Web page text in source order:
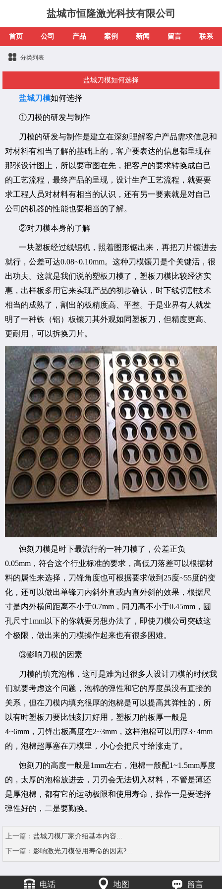
盐城市恒隆激光科技有限公司
首页 公司 产品 案例 新闻 留言 联系
分类列表
盐城刀模如何选择
盐城刀模如何选择
①刀模的研发与制作
刀模的研发与制作是建立在深刻理解客户产品需求信息和
对材料有相当了解的基础上的，客户要表达的信息都呈现在
那张设计图上，所以要审图在先，把客户的要求转换成自己
的工艺流程，最终产品的呈现，设计生产工艺流程，就要要
求工程人员对材料有相当的认识，还有另一要素就是对自己
公司的机器的性能也要相当的了解。
②对刀模本身的了解
一块塑板经过线锯机，照着图形锯出来，再把刀片镶进去
就行，公差可达0.08~0.10mm。这种刀模镶刀是个关键活，很
出功夫。这就是我们说的塑板刀模了，塑板刀模比较经济实
惠，出样板多用它来实现产品的初步确认，时下线切割技术
相当的成熟了，割出的板精度高、平整。于是业界有人就发
明了一种铁（铝）板镶刀其外观如同塑板刀，但精度更高、
更耐用，可以拆换刀片。
蚀刻刀模是时下最流行的一种刀模了，公差正负
0.05mm，符合这个行业标准的要求，高低刀落差可以根据材
料的属性来选择，刀锋角度也可根据要求做到25度~55度的变
化，还可以做出单锋刀内斜外直或内直外斜的效果，根据尺
寸是内外横间距离不小于0.7mm，同刀高不小于0.45mm，圆
孔尺寸1mm以下的你就要另想办法了，即使刀模公司突破这
个极限，做出来的刀模操作起来也有很多困难。
③影响刀模的因素
刀模的填充泡棉，这可是难为过很多人设计刀模的时候我
们就要考虑这个问题，泡棉的弹性和它的厚度虽没有直接的
关系，但在刀模内填充很厚的泡棉是可以提高其弹性的，所
以有时塑板刀要比蚀刻刀好用，塑板刀的板厚一般是
4~6mm，刀锋出板高度在2~3mm，这样泡棉可以用厚3~4mm
的，泡棉超厚塞在刀模里，小心会把尺寸给涨走了。
蚀刻刀的高度一般是1mm左右，泡棉一般配1~1.5mm厚度
的，太厚的泡棉放进去，刀刃会无法切入材料，不管是薄还
是厚泡棉，都有它的运动极限和使用寿命，操作一是要选择
弹性好的，二是要勤换。
上一篇： 盐城刀模厂家介绍基本内容...
下一篇： 影响激光刀模使用寿命的因素?...
电话 地图 留言